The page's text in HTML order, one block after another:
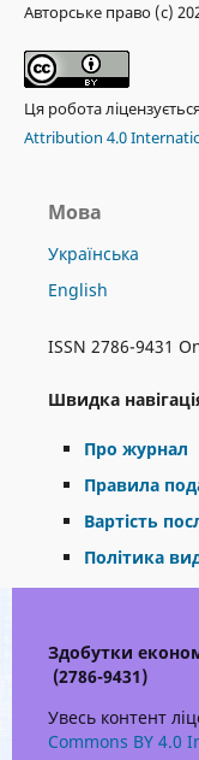
Авторське право (c)
Ця робота
Attribution 4.0
Мова
Українська
English
ISSN 2786-9431
Швидка
Про журнал
Правила
Вартість
Політика
Здобутки
(2786-9431)
Увесь контент
Commons BY 4.0